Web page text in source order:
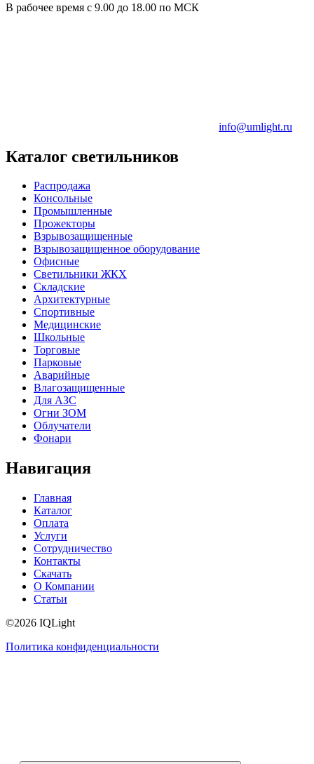
В рабочее время с 9.00 до 18.00 по МСК
info@umlight.ru
Каталог светильников
Распродажа
Консольные
Промышленные
Прожекторы
Взрывозащищенные
Взрывозащищенное оборудование
Офисные
Cветильники ЖКХ
Складские
Архитектурные
Спортивные
Медицинские
Школьные
Торговые
Парковые
Аварийные
Влагозащищенные
Для АЗС
Огни ЗОМ
Облучатели
Фонари
Навигация
Главная
Каталог
Оплата
Услуги
Сотрудничество
Контакты
Скачать
О Компании
Статьи
©2026 IQLight
Политика конфиденциальности